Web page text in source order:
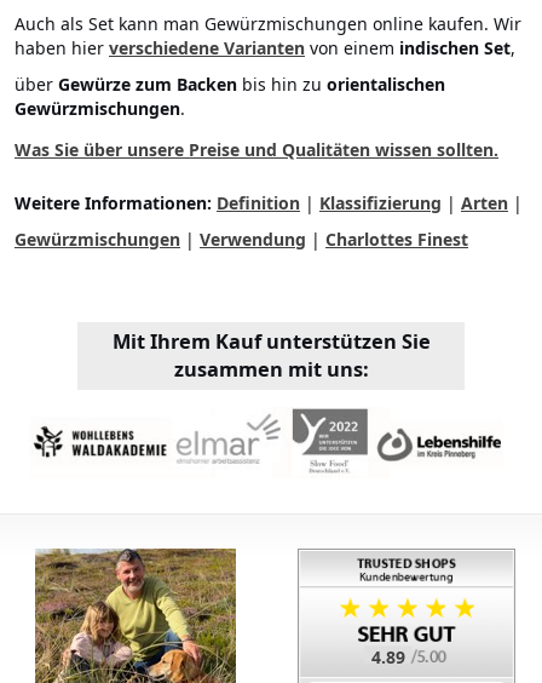
Auch als Set kann man Gewürzmischungen online kaufen. Wir
haben hier verschiedene Varianten von einem indischen Set,
über Gewürze zum Backen bis hin zu orientalischen
Gewürzmischungen.
Was Sie über unsere Preise und Qualitäten wissen sollten.
Weitere Informationen: Definition | Klassifizierung | Arten |
Gewürzmischungen | Verwendung | Charlottes Finest
Mit Ihrem Kauf unterstützen Sie
zusammen mit uns:
4.89